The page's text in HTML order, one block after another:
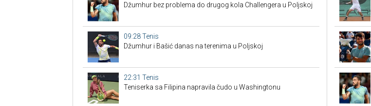
Džumhur bez problema do drugog kola Challengera u Poljskoj
09:28Tenis
Džumhur i Bašić danas na terenima u Poljskoj
22:31 Tenis
Teniserka sa Filipina napravila čudo u Washingtonu